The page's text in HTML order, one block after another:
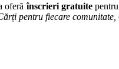
oferăînscrieri gratuitepentru
pentru fiecare comunitate,